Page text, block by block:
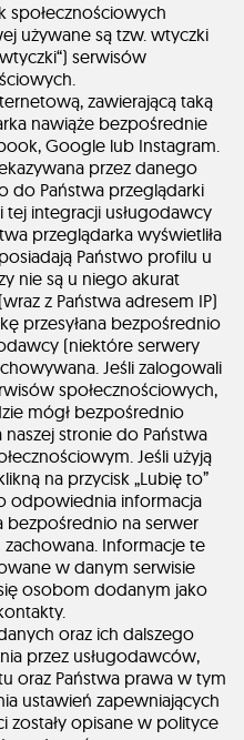
społecznościowych
używane są tzw. wtyczki
serwisów
zawierającą taką
nawiąże bezpośrednie
Google lub Instagram.
przez danego
do Państwa przeglądarki
tej integracji usługodawcy
przeglądarka wyświetliła
Państwo profilu u
nie są u niego akurat
z Państwa adresem IP)
przesyłana bezpośrednio
(niektóre serwery
Jeśli zalogowali
społecznościowych,
mógł bezpośrednio
stronie do Państwa
Jeśli użyją
na przycisk „Lubię to”
odpowiednia informacja
bezpośrednio na serwer
Informacje te
w danym serwisie
osobom dodanym jako
oraz ich dalszego
przez usługodawców,
oraz Państwa prawa w tym
ustawień zapewniających
zostały opisane w polityce